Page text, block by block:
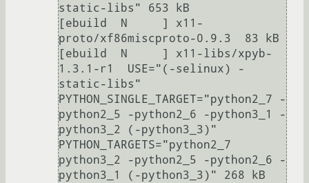
static-libs" 653 kB
[ebuild  N     ] x11-
proto/xf86miscproto-0.9.3  83 kB
[ebuild  N     ] x11-libs/xpyb-
1.3.1-r1  USE="(-selinux) -
static-libs"
PYTHON_SINGLE_TARGET="python2_7 -
python2_5 -python2_6 -python3_1 -
python3_2 (-python3_3)"
PYTHON_TARGETS="python2_7
python3_2 -python2_5 -python2_6 -
python3_1 (-python3_3)" 268 kB